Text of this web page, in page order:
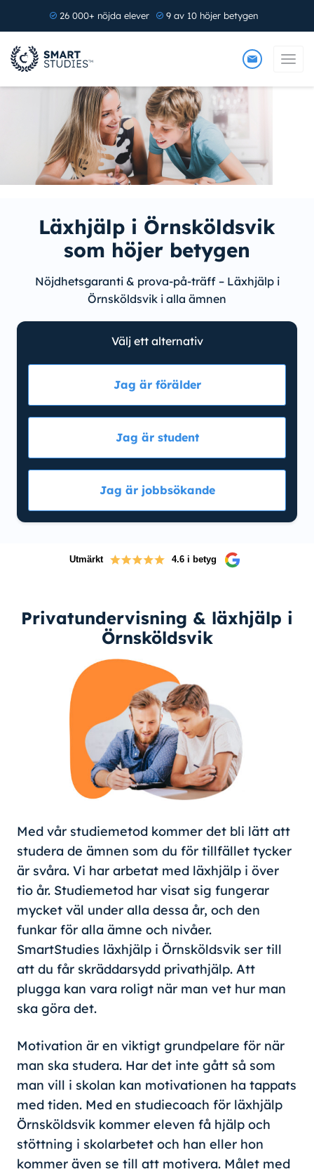
26 000+ nöjda elever 9 av 10 höjer betygen
Läxhjälp i Örnsköldsvik
som höjer betygen
Nöjdhetsgaranti & prova-på-träff – Läxhjälp i
Örnsköldsvik i alla ämnen
Välj ett alternativ
Jag är förälder
Jag är student
Jag är jobbsökande
Utmärkt 4.6 i betyg
Privatundervisning & läxhjälp i
Örnsköldsvik
Med vår studiemetod kommer det bli lätt att
studera de ämnen som du för tillfället tycker
är svåra. Vi har arbetat med läxhjälp i över
tio år. Studiemetod har visat sig fungerar
mycket väl under alla dessa år, och den
funkar för alla ämne och nivåer.
SmartStudies läxhjälp i Örnsköldsvik ser till
att du får skräddarsydd privathjälp. Att
plugga kan vara roligt när man vet hur man
ska göra det.
Motivation är en viktigt grundpelare för när
man ska studera. Har det inte gått så som
man vill i skolan kan motivationen ha tappats
med tiden. Med en studiecoach för läxhjälp
Örnsköldsvik kommer eleven få hjälp och
stöttning i skolarbetet och han eller hon
kommer även se till att motivera. Målet med